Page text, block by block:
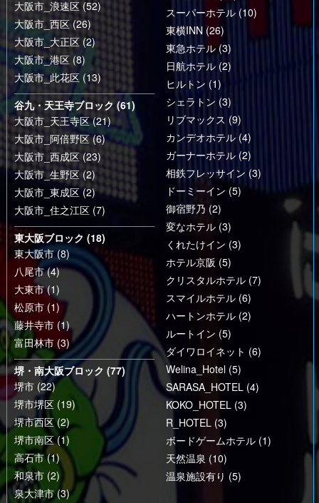
大阪市_浪速区 (52)
大阪市_西区 (26)
大阪市_大正区 (2)
大阪市_港区 (8)
大阪市_此花区 (13)
谷九・天王寺ブロック (61)
大阪市_天王寺区 (21)
大阪市_阿倍野区 (6)
大阪市_西成区 (23)
大阪市_生野区 (2)
大阪市_東成区 (2)
大阪市_住之江区 (7)
東大阪ブロック (18)
東大阪市 (8)
八尾市 (4)
大東市 (1)
松原市 (1)
藤井寺市 (1)
富田林市 (3)
堺・南大阪ブロック (77)
堺市 (22)
堺市堺区 (19)
堺市西区 (2)
堺市南区 (1)
高石市 (1)
和泉市 (2)
泉大津市 (3)
スーパーホテル (10)
東横INN (26)
東急ホテル (3)
日航ホテル (2)
ヒルトン (1)
シェラトン (3)
リブマックス (9)
カンデオホテル (4)
ガーナーホテル (2)
相鉄フレッサイン (3)
ドーミーイン (5)
御宿野乃 (2)
変なホテル (3)
くれたけイン (3)
ホテル京阪 (5)
クリスタルホテル (7)
スマイルホテル (6)
ハートンホテル (2)
ルートイン (5)
ダイワロイネット (6)
Welina_Hotel (5)
SARASA_HOTEL (4)
KOKO_HOTEL (3)
R_HOTEL (3)
ボードゲームホテル (1)
天然温泉 (10)
温泉施設有り (5)